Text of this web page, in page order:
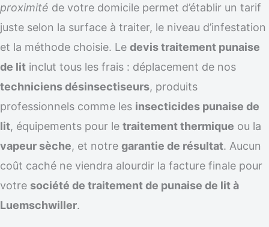
proximité de votre domicile permet d’établir un tarif
juste selon la surface à traiter, le niveau d’infestation
et la méthode choisie. Le devis traitement punaise
de lit inclut tous les frais : déplacement de nos
techniciens désinsectiseurs, produits
professionnels comme les insecticides punaise de
lit, équipements pour le traitement thermique ou la
vapeur sèche, et notre garantie de résultat. Aucun
coût caché ne viendra alourdir la facture finale pour
votre société de traitement de punaise de lit à
Luemschwiller.